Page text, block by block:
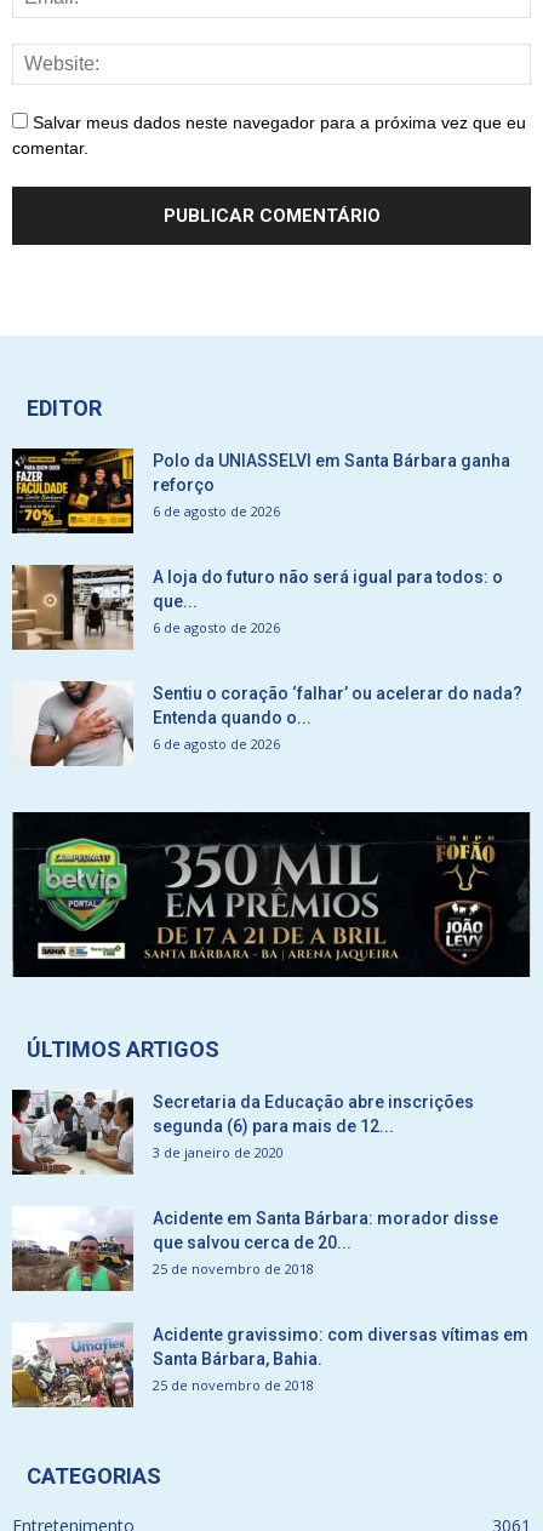
Salvar meus dados neste navegador para a próxima vez que eu
comentar.
EDITOR
Polo da UNIASSELVI em Santa Bárbara ganha
reforço
6 de agosto de 2026
A loja do futuro não será igual para todos: o
que...
6 de agosto de 2026
Sentiu o coração ‘falhar’ ou acelerar do nada?
Entenda quando o...
6 de agosto de 2026
ÚLTIMOS ARTIGOS
Secretaria da Educação abre inscrições
segunda (6) para mais de 12...
3 de janeiro de 2020
Acidente em Santa Bárbara: morador disse
que salvou cerca de 20...
25 de novembro de 2018
Acidente gravissimo: com diversas vítimas em
Santa Bárbara, Bahia.
25 de novembro de 2018
CATEGORIAS
Entretenimento 3061